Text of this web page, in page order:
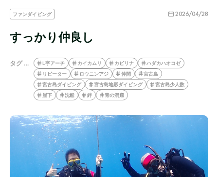
ファンダイビング 2026/04/28
すっかり仲良し
タグ … L字アーチ カイカムリ カピリナ
ハダカハオコゼ
リピーター
ロウニンアジ 仲間
宮古島
宮古島ダイビング
宮古島地形ダイビング
宮古島少人数
崖下
沈船 絆 青の洞窟